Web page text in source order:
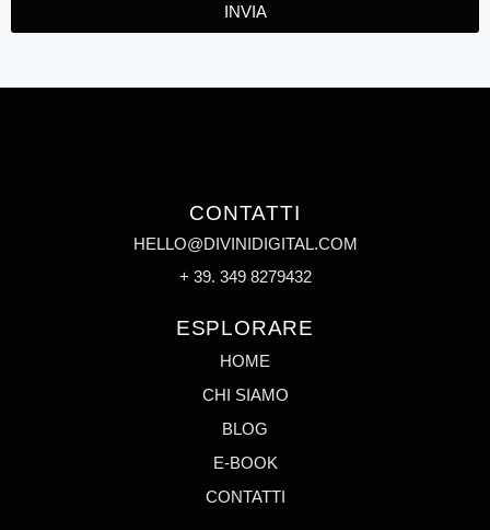
INVIA
CONTATTI
HELLO@DIVINIDIGITAL.COM
+ 39. 349 8279432
ESPLORARE
HOME
CHI SIAMO
BLOG
E-BOOK
CONTATTI